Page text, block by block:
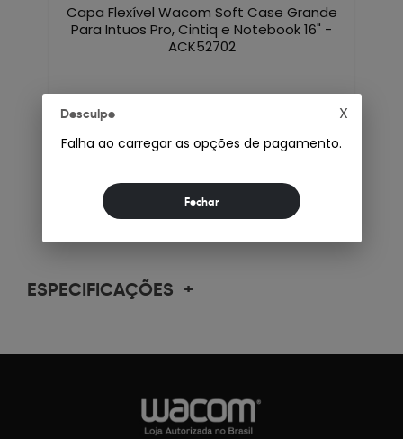
Capa Flexível Wacom Soft Case Grande
Para Intuos Pro, Cintiq e Notebook 16" -
ACK52702
ESPECIFICAÇÕES +
Desculpe
Falha ao carregar as opções de pagamento.
X